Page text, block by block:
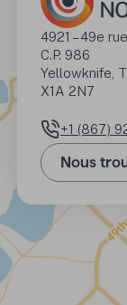
Adresse
4921 – 49e rue
C.P. 986
Yellowknife,
X1A 2N7
Numéro de
+1 (867)
Nous